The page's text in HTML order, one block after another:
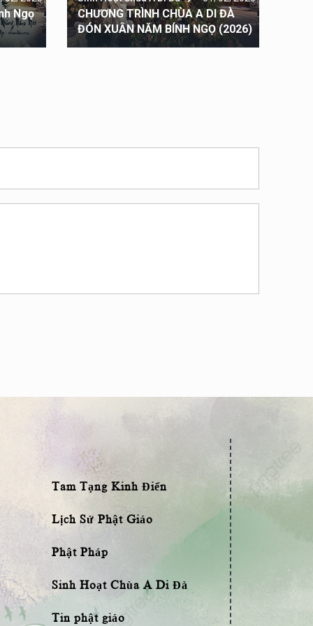
Ngọ
CHƯƠNG TRÌNH CHÙA A DI ĐÀ
ĐÓN XUÂN NĂM BÍNH NGỌ (2026)
Tam Tạng Kinh Điển
Lịch Sử Phật Giáo
Phật Pháp
Sinh Hoạt Chùa A Di Đà
Tin phật giáo